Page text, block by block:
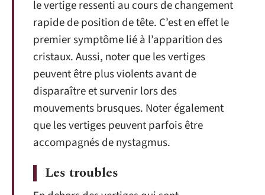
le vertige ressenti au cours de changement
rapide de position de tête. C’est en effet le
premier symptôme lié à l’apparition des
cristaux. Aussi, noter que les vertiges
peuvent être plus violents avant de
disparaître et survenir lors des
mouvements brusques. Noter également
que les vertiges peuvent parfois être
accompagnés de nystagmus.
Les troubles